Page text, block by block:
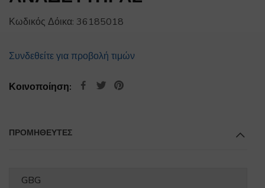
Κωδικός Δόικα: 36185018
Συνδεθείτε για προβολή τιμών
Κοινοποίηση:
ΠΡΟΜΗΘΕΥΤΕΣ
GBG